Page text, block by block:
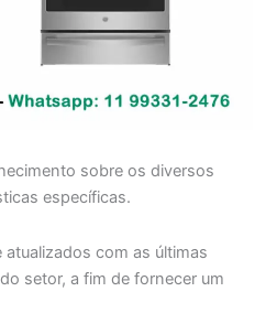
sobre os diversos
específicas.
com as últimas
setor, a fim de fornecer um